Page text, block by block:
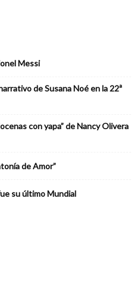
Messi
de Susana Noé en la 22ª
con yapa” de Nancy Olivera
de Amor”
su último Mundial